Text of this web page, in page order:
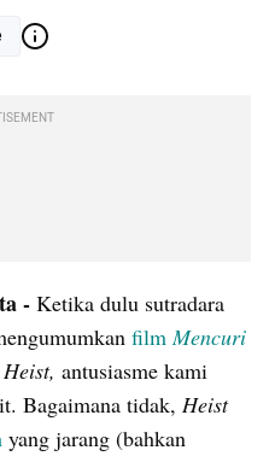
- Ketika dulu sutradara
film Mencuri
Heist, antusiasme kami
Bagaimana tidak,
Heist
yang jarang (bahkan